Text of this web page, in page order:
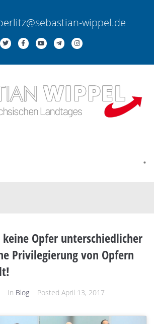
wippel.de
.
Opfer unterschiedlicher
Privilegierung von Opfern
In Blog Posted April 13, 2017